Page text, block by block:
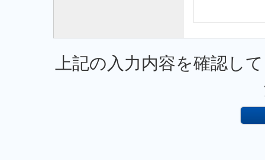
上記の入力内容を確認し